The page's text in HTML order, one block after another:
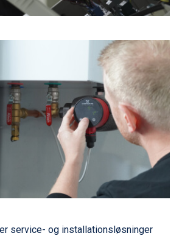
service- og installationsløsninger